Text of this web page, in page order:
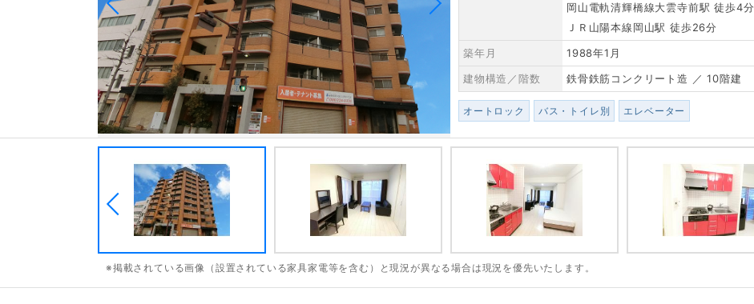
岡山電軌清輝橋線大雲寺前駅 徒歩4分
ＪＲ山陽本線岡山駅 徒歩26分
築年月
1988年1月
建物構造／階数
鉄骨鉄筋コンクリート造 ／ 10階建
オートロック バス・トイレ別 エレベーター
※掲載されている画像（設置されている家具家電等を含む）と現況が異なる場合は現況を優先いたします。